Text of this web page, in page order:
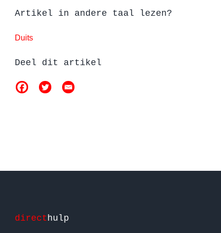
Artikel in andere taal lezen?
Duits
Deel dit artikel
directhulp